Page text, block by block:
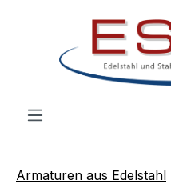
Zum Hauptinhalt springen
Armaturen aus Edelstahl